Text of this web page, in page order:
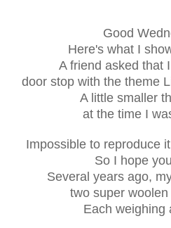
Good
Here's what I
A friend asked that
door stop with the theme
A little smaller
at the time I
Impossible to reproduce
So I hope
Several years ago,
two super
Each weighing